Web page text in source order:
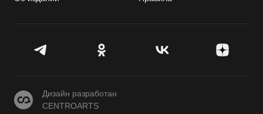
CENTROARTS